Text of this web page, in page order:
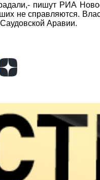
пишут РИА
не справляются.
Аравии.